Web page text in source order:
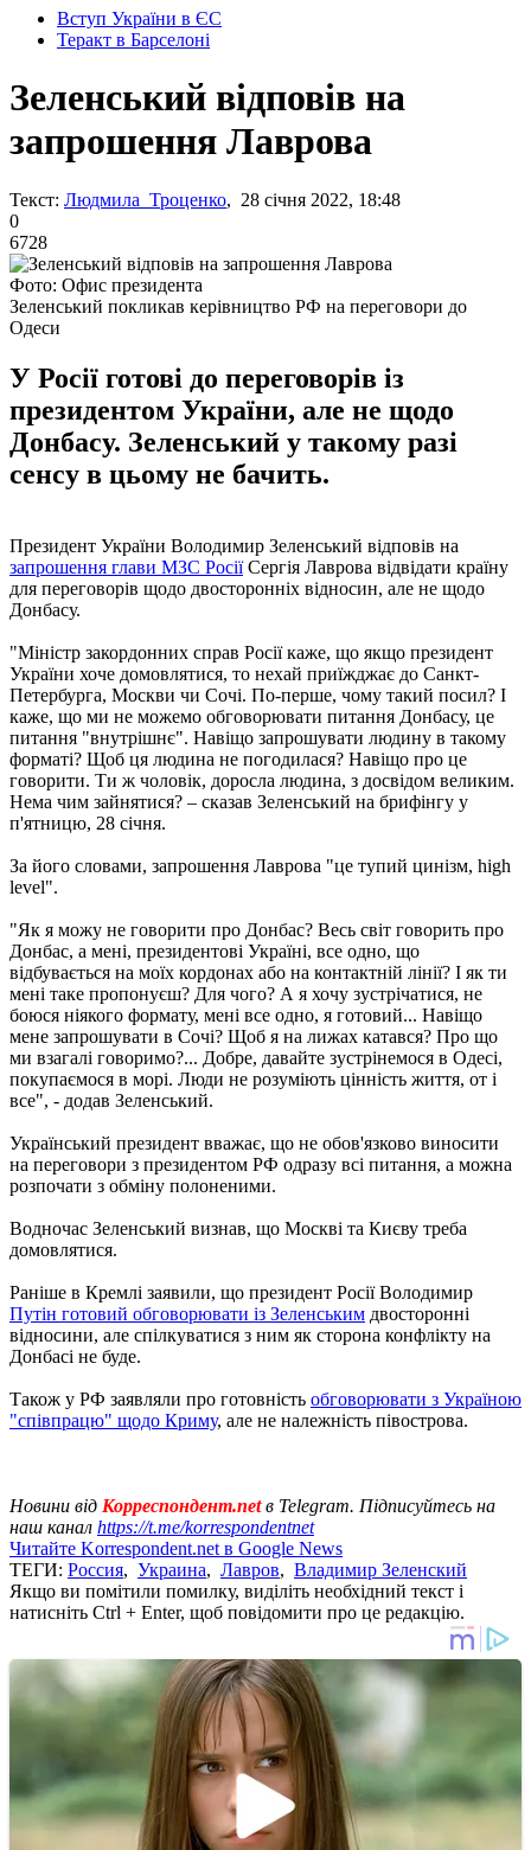
Вступ України в ЄС
Теракт в Барселоні
Зеленський відповів на
запрошення Лаврова
Текст: Людмила Троценко, 28 січня 2022, 18:48
0
6728
Фото: Офис президента
Зеленський покликав керівництво РФ на переговори до
Одеси
У Росії готові до переговорів із
президентом України, але не щодо
Донбасу. Зеленський у такому разі
сенсу в цьому не бачить.
Президент України Володимир Зеленський відповів на
запрошення глави МЗС РосіїСергія Лаврова відвідати країну
для переговорів щодо двосторонніх відносин, але не щодо
Донбасу.
"Міністр закордонних справ Росії каже, що якщо президент
України хоче домовлятися, то нехай приїжджає до Санкт-
Петербурга, Москви чи Сочі. По-перше, чому такий посил? І
каже, що ми не можемо обговорювати питання Донбасу, це
питання "внутрішнє". Навіщо запрошувати людину в такому
форматі? Щоб ця людина не погодилася? Навіщо про це
говорити. Ти ж чоловік, доросла людина, з досвідом великим.
Нема чим зайнятися? – сказав Зеленський на брифінгу у
п'ятницю, 28 січня.
За його словами, запрошення Лаврова "це тупий цинізм, high
level".
"Як я можу не говорити про Донбас? Весь світ говорить про
Донбас, а мені, президентові Україні, все одно, що
відбувається на моїх кордонах або на контактній лінії? І як ти
мені таке пропонуєш? Для чого? А я хочу зустрічатися, не
боюся ніякого формату, мені все одно, я готовий... Навіщо
мене запрошувати в Сочі? Щоб я на лижах катався? Про що
ми взагалі говоримо?... Добре, давайте зустрінемося в Одесі,
покупаємося в морі. Люди не розуміють цінність життя, от і
все", - додав Зеленський.
Український президент вважає, що не обов'язково виносити
на переговори з президентом РФ одразу всі питання, а можна
розпочати з обміну полоненими.
Водночас Зеленський визнав, що Москві та Києву треба
домовлятися.
Раніше в Кремлі заявили, що президент Росії Володимир
Путін готовий обговорювати із Зеленським двосторонні
відносини, але спілкуватися з ним як сторона конфлікту на
Донбасі не буде.
Також у РФ заявляли про готовність обговорювати з Україною
"співпрацю" щодо Криму, але не належність півострова.
Новини від Корреспондент.netв Telegram. Підписуйтесь на
наш канал https://t.me/korrespondentnet
Читайте Korrespondent.net в Google News
ТЕГИ: Россия, Украина, Лавров, Владимир Зеленский
Якщо ви помітили помилку, виділіть необхідний текст і
натисніть Ctrl + Enter, щоб повідомити про це редакцію.